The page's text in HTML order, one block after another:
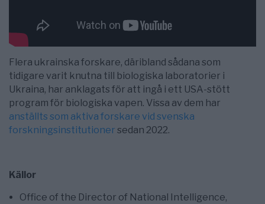
Flera ukrainska forskare, däribland sådana som
tidigare varit knutna till biologiska laboratorier i
Ukraina, har anklagats för att ingå i ett USA-stött
program för biologiska vapen. Vissa av dem har
anställts som aktiva forskare vid svenska
forskningsinstitutioner sedan 2022.
Källor
Office of the Director of National Intelligence,